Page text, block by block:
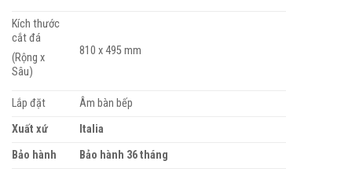
Kích thước
cắt đá
(Rộng x
Sâu)
810 x 495 mm
Lắp đặt
Âm bàn bếp
Xuất xứ
Italia
Bảo hành
Bảo hành 36 tháng